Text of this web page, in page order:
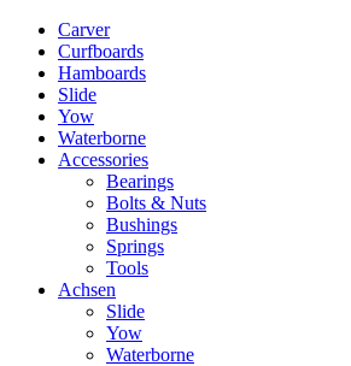
Carver
Curfboards
Hamboards
Slide
Yow
Waterborne
Accessories
Bearings
Bolts & Nuts
Bushings
Springs
Tools
Achsen
Slide
Yow
Waterborne